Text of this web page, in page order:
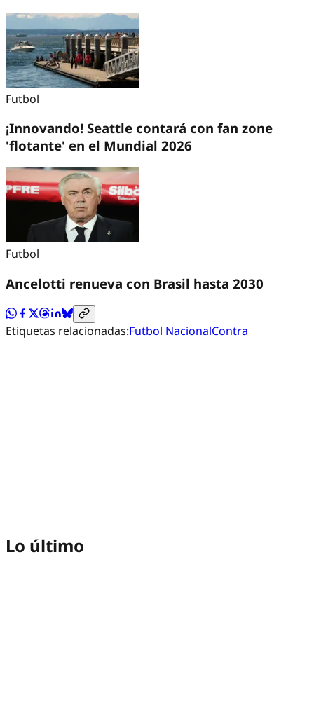
Futbol
¡Innovando! Seattle contará con fan zone
'flotante' en el Mundial 2026
Futbol
Ancelotti renueva con Brasil hasta 2030
Etiquetas relacionadas:Futbol NacionalContra
Lo último